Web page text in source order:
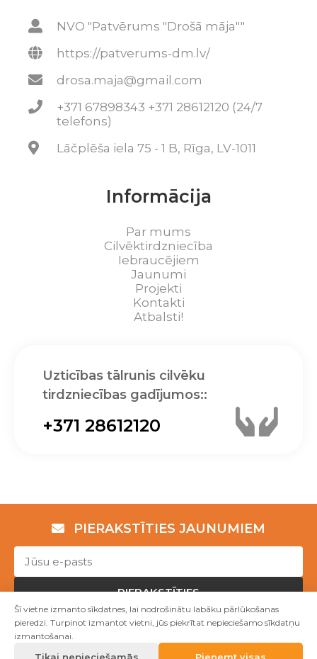
NVO "Patvērums "Drošā māja""
https://patverums-dm.lv/
drosa.maja@gmail.com
+371 67898343 +371 28612120 (24/7
telefons)
Lāčplēša iela 75 - 1 B, Rīga, LV-1011
Informācija
Par mums
Cilvēktirdzniecība
Iebraucējiem
Jaunumi
Projekti
Kontakti
Atbalsti!
Uzticības tālrunis cilvēku
tirdzniecības gadījumos::
+371 28612120
PIERAKSTĪTIES JAUNUMIEM
PIERAKSTĪTIES
Copyright © NVO "Patvērums "Drošā māja"" 2023
Šī vietne izmanto sīkdatnes, lai nodrošinātu labāku pārlūkošanas
pieredzi. Turpinot izmantot vietni, jūs piekrītat nepieciešamo sīkdatņu
izmantošanai.